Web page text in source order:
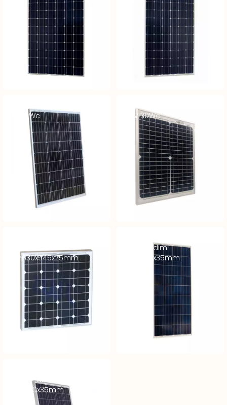
12V 115Wc
Module Monocristallin V3A
– 12V 30Wc
– 12V 50Wc –
dim630x545x25mm
270Wc – dim:
1640x992x35mm
80Wc – dim:
840x670x35mm